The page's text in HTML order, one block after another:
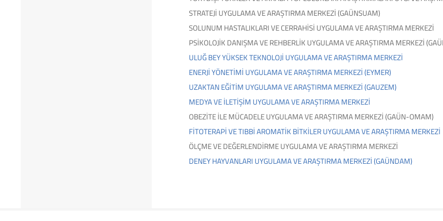
STRATEJİ UYGULAMA VE ARAŞTIRMA MERKEZİ (GAÜNSUAM)
SOLUNUM HASTALIKLARI VE CERRAHİSİ UYGULAMA VE ARAŞTIRMA MERKEZİ
PSİKOLOJİK DANIŞMA VE REHBERLİK UYGULAMA VE ARAŞTIRMA MERKEZİ
ULUĞ BEY YÜKSEK TEKNOLOJİ UYGULAMA VE ARAŞTIRMA MERKEZİ
ENERJİ YÖNETİMİ UYGULAMA VE ARAŞTIRMA MERKEZİ (EYMER)
UZAKTAN EĞİTİM UYGULAMA VE ARAŞTIRMA MERKEZİ (GAUZEM)
MEDYA VE İLETİŞİM UYGULAMA VE ARAŞTIRMA MERKEZİ
OBEZİTE İLE MÜCADELE UYGULAMA VE ARAŞTIRMA MERKEZİ (GAÜN-OMAM)
FİTOTERAPİ VE TIBBİ AROMATİK BİTKİLER UYGULAMA VE ARAŞTIRMA MERKEZİ
ÖLÇME VE DEĞERLENDİRME UYGULAMA VE ARAŞTIRMA MERKEZİ
DENEY HAYVANLARI UYGULAMA VE ARAŞTIRMA MERKEZİ (GAÜNDAM)